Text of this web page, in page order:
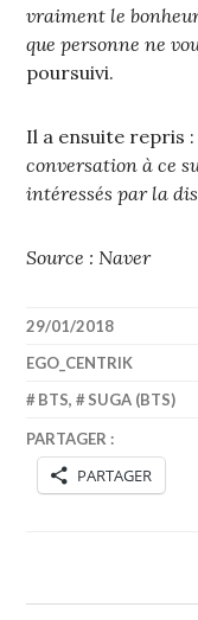
vraiment le
que personne ne
poursuivi.
Il a ensuite repris
conversation à ce
intéressés par la
Source : Naver
29/01/2018
EGO_CENTRIK
BTS, SUGA (BTS)
PARTAGER :
PARTAGER